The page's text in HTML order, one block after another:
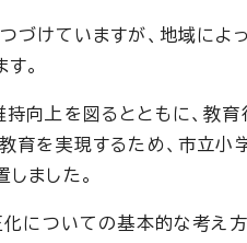
づけていますが、地域によ
。
向上を図るとともに、教
育を実現するため、市立小
ました。
についての基本的な考え